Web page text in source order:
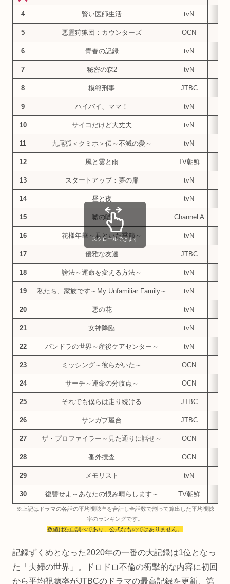
4 賢い医師生活 tvN
5 悪霊狩猟団：カウンターズ OCN
6 青春の記録 tvN
7 秘密の森2 tvN
8 模範刑事 JTBC
9 ハイバイ、ママ！ tvN
10 サイコだけど大丈夫 tvN
11 九尾狐＜クミホ＞伝～不滅の愛～ tvN
12 風と雲と雨 TV朝鮮
13 スタートアップ：夢の扉 tvN
14 昼と夜 tvN
15 嘘の嘘 Channel A
16 花様年華～君といた季節～ tvN
17 優雅な友達 JTBC
18 謗法～運命を変える方法～ tvN
19 私たち、家族です～My Unfamiliar Family～ tvN
20 悪の花 tvN
21 女神降臨 tvN
22 パンドラの世界～産後ケアセンター～ tvN
23 ミッシング～彼らがいた～ OCN
24 サーチ～運命の分岐点～ OCN
25 それでも僕らは走り続ける JTBC
26 サンガプ屋台 JTBC
27 ザ・プロファイラー～見た通りに話せ～ OCN
28 番外捜査 OCN
29 メモリスト tvN
30 復讐せよ～あなたの恨み晴らします～ TV朝鮮
スクロールできます
※上記はドラマの各話の平均視聴率を合計し全話数で割って算出した平均視聴
率のランキングです。
数値は独自調べであり、公式なものではありません。
記録ずくめとなった2020年の一番の大記録は1位となっ
た「夫婦の世界」。ドロドロ不倫の衝撃的な内容に初回
から平均視聴率がJTBCのドラマの最高記録を更新、第